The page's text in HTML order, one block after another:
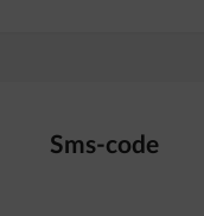
Sms-code